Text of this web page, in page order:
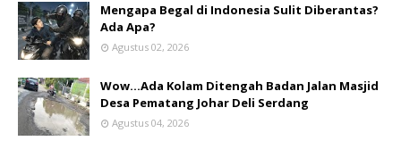
Mengapa Begal di Indonesia Sulit Diberantas?
Ada Apa?
Agustus 02, 2026
Wow...Ada Kolam Ditengah Badan Jalan Masjid
Desa Pematang Johar Deli Serdang
Agustus 04, 2026